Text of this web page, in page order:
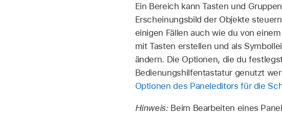
Ein Bereich kann Tasten und
Erscheinungsbild der Objekte
einigen Fällen auch wie du von
mit Tasten erstellen und als
ändern. Die Optionen, die du
Bedienungshilfentastatur genutzt
Optionen des Paneleditors für die
Hinweis: Beim Bearbeiten eines